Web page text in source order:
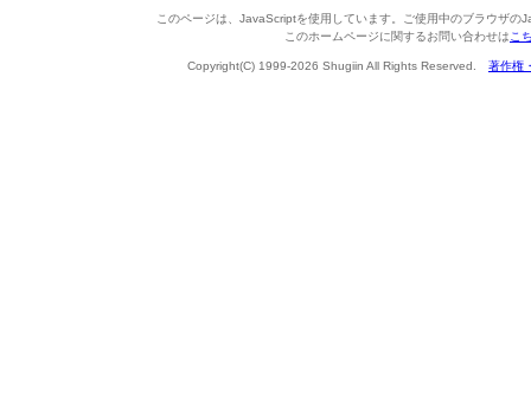
このページは、JavaScriptを使用しています。ご使用中のブラウザの
このホームページに関するお問い合わせは こ
Copyright(C) 1999-2026 Shugiin All Rights Reserved. 著作権